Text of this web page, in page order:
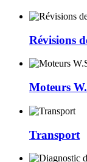
Révisions
Moteurs
Transport